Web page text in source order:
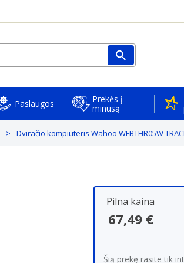
Paslaugos
Prekės į
minusą
Dviračio kompiuteris Wahoo WFBTHR05W
Pilna kaina
67,49 €
Šią prekę rasite tik